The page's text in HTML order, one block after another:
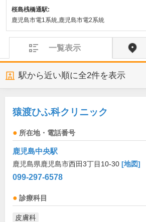
桜島桟橋通駅:
鹿児島市電1系統,鹿児島市電2系統
一覧表示
駅から近い順に全2件を表示
猿渡ひふ科クリニック
所在地・電話番号
鹿児島中央駅
鹿児島県鹿児島市西田3丁目10-30 [地図]
099-297-6578
診療科目
皮膚科